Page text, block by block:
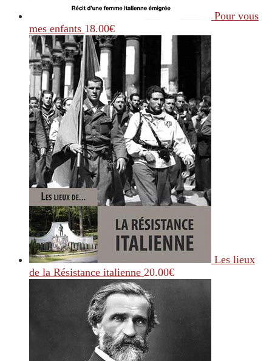
Pour vous
mes enfants 18.00€
Les lieux
de la Résistance italienne 20.00€